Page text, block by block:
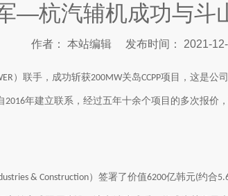
—杭汽辅机成功与斗
作者： 本站编辑 发布时间： 2021-
）联手，成功斩获200MW关岛CCPP项目，这是公
2016年建立联系，经过五年十余个项目的多次报价
& Construction）签署了价值6200亿韩元(约合